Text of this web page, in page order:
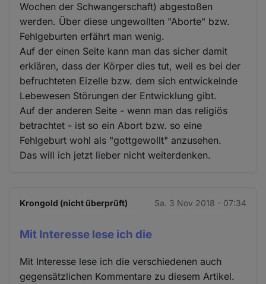
Wochen der Schwangerschaft) abgestoßen
werden. Über diese ungewollten "Aborte" bzw.
Fehlgeburten erfährt man wenig.
Auf der einen Seite kann man das sicher damit
erklären, dass der Körper dies tut, weil es bei der
befruchteten Eizelle bzw. dem sich entwickelnde
Lebewesen Störungen der Entwicklung gibt.
Auf der anderen Seite - wenn man das religiös
betrachtet - ist so ein Abort bzw. so eine
Fehlgeburt wohl als "gottgewollt" anzusehen.
Das will ich jetzt lieber nicht weiterdenken.
Krongold (nicht überprüft) Sa. 3 Nov 2018 - 07:34
Mit Interesse lese ich die
Mit Interesse lese ich die verschiedenen auch
gegensätzlichen Kommentare zu diesem Artikel.